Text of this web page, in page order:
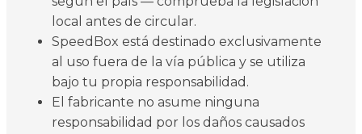
local antes de circular.
SpeedBox está destinado exclusivamente
al uso fuera de la vía pública y se utiliza
bajo tu propia responsabilidad.
El fabricante no asume ninguna
responsabilidad por los daños causados